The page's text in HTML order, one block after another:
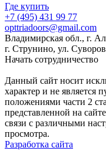
Где купить
+7 (495) 431 99 77
opttriadoors@gmail.com
Владимирская обл., г.
г. Струнино, ул.
Начать сотрудничество
Данный сайт носит
характер и не является
положениями части 2
представленной на
связи с различными
просмотра.
Разработка сайта